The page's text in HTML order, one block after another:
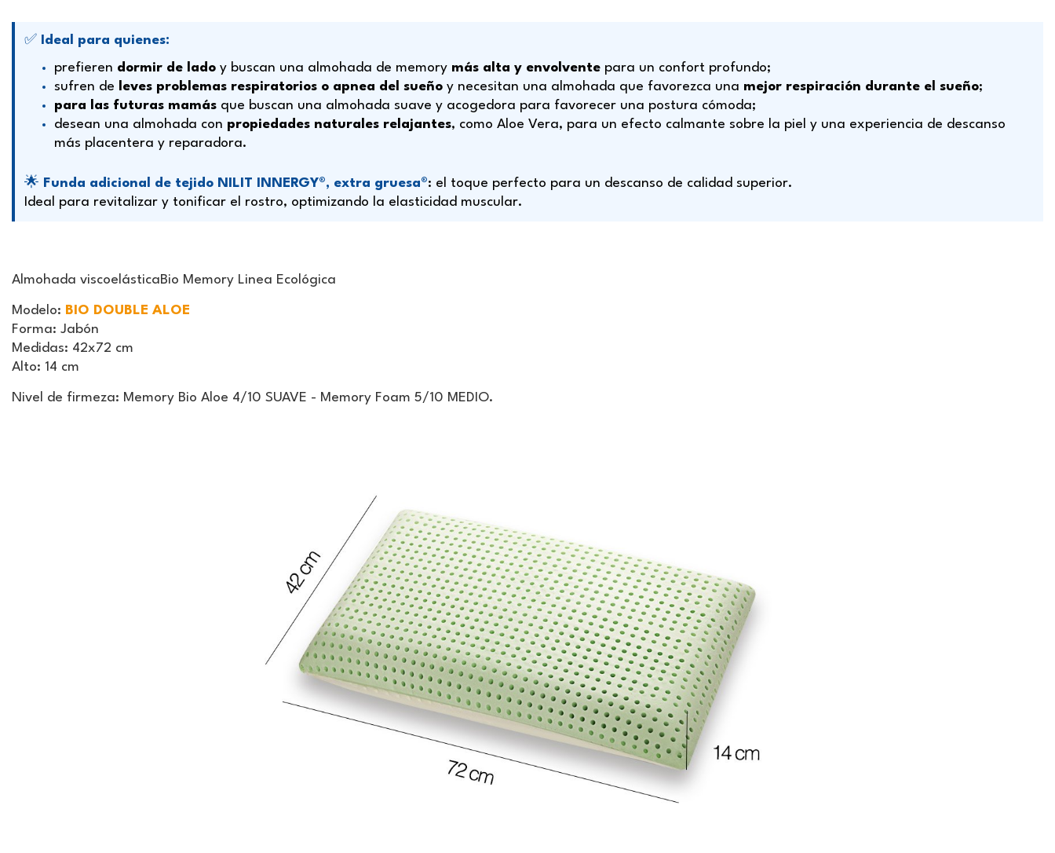
✅ Ideal para quienes:
prefieren dormir de lado y buscan una almohada de memory más alta y envolvente para un confort profundo;
sufren de
leves problemas respiratorios o apnea del sueño y necesitan una almohada que favorezca una mejor respiración durante el sueño;
para las futuras mamás que buscan una almohada suave y acogedora para favorecer una postura cómoda;
desean una almohada con propiedades naturales relajantes, como Aloe Vera, para un efecto calmante sobre la piel y una experiencia de descanso
más placentera y reparadora.
🌟 Funda adicional de tejido NILIT INNERGY®, extra gruesa®: el toque perfecto para un descanso de calidad superior.
Ideal para revitalizar y tonificar el rostro, optimizando la elasticidad muscular.
Almohada viscoelásticaBio Memory Linea Ecológica
Modelo: BIO DOUBLE ALOE
Forma: Jabón
Medidas: 42x72 cm
Alto: 14 cm
Nivel de firmeza: Memory Bio Aloe 4/10 SUAVE - Memory Foam 5/10 MEDIO.